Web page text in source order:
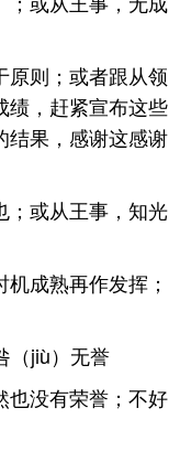
则；或者跟从领
绩，赶紧宣布这些
结果，感谢这感谢
或从王事，知光
成熟再作发挥；
jiù）无誉
没有荣誉；不好